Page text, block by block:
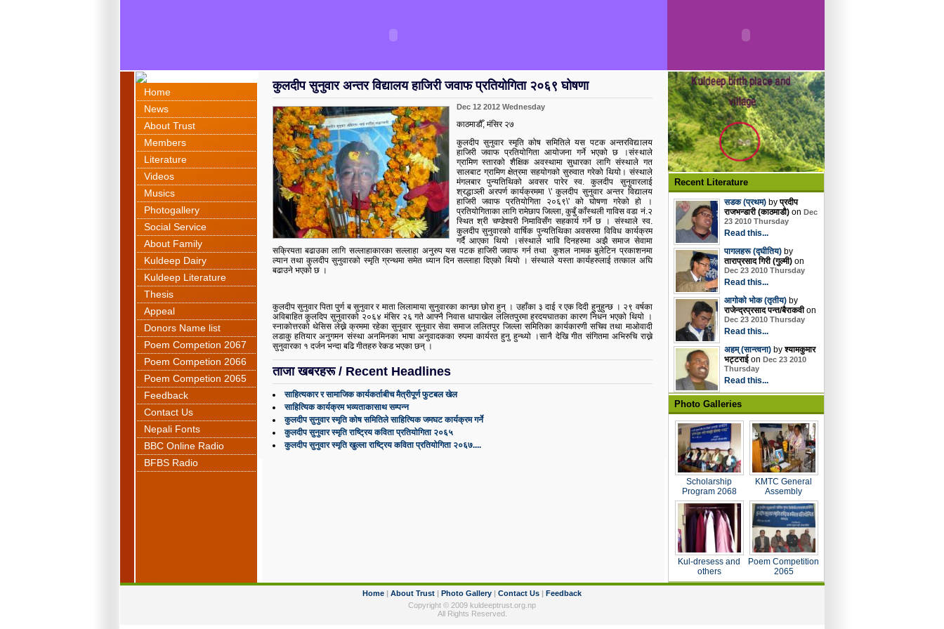
Home
News
About Trust
Members
Literature
Videos
Musics
Photogallery
Social Service
About Family
Kuldeep Dairy
Kuldeep Literature
Thesis
Appeal
Donors Name list
Poem Competion 2067
Poem Competion 2066
Poem Competion 2065
Feedback
Contact Us
Nepali Fonts
BBC Online Radio
BFBS Radio
कुलदीप सुनुवार अन्तर विद्यालय हाजिरी जवाफ प्रतियोगिता २०६९ घोषणा
Dec 12 2012 Wednesday
काठमाडौँ, मंसिर २७
कुलदीप सुनुवार स्मृति कोष समितिले यस पटक अन्तरविद्यालय
हाजिरी जवाफ प्रतियोगिता आयोजना गर्ने भएको छ ।संस्थाले
ग्रामिण स्तारको शैक्षिक अवस्थामा सुधारका लागि संस्थाले गत
सालबाट ग्रामिण क्षेत्रमा सहयोगको सुरुवात गरेको थियो। संस्थाले
मंगलबार पुन्यतिथिको अवसर पारेर स्व. कुलदीप सुनुवारलाई
श्रद्धाञ्ली अरपर्ण कार्यक्रममा \'कुलदीप सुनुवार अन्तर विद्यालय
हाजिरी जवाफ प्रतियोगिता २०६९\'को घोषणा गरेको हो ।
प्रतियोगिताका लागि रामेछाप जिल्ला, कुबुँ काँस्थली गाविस वडा नं.२
स्थित श्री चण्डेश्वरी निमाविसँग सहकार्य गर्ने छ । संस्थाले स्व.
कुलदीप सुनुवारको वार्षिक पुन्यतिथिका अवसरमा विविध कार्यक्रम
गर्दै आएका थियो ।संस्थाले भावि दिनहरुमा अझै समाज सेवामा
सक्रियता बढाउका लागि सल्लाहाकारका सल्लाहा अनुरुप यस पटक हाजिरी जवाफ गर्न तथा कुशल नामक बुलेटिन प्रकाशनमा
ल्यान तथा कुलदीप सुनुवारको स्मृति ग्रन्थमा समेत ध्यान दिन सल्लाहा दिएको थियो । संस्थाले यस्ता कार्यहरुलाई तत्काल अघि
बढाउने भएको छ ।
कुलदीप सुनुवार पिता पुर्ण ब सुनुवार र माता लिलामाया सुनुवारका कान्छा छोरा हुन् । उहाँका ३ दाई र एक दिदी हुनुहुन्छ । २९ वर्षका
अविबाहित कुलदिप सुनुवारको २०६४ मंसिर २६ गते आफ्नै निवास धापाखेल ललितपुरमा ह्रदयघातका कारण निधन भएको थियो ।
स्नाकोत्तरको थेसिस लेख्ने क्रममा रहेका सुनुवार सुनुवार सेवा समाज ललितपुर जिल्ला समितिका कार्यकारणी सचिव तथा माओवादी
लडाकु हतियार अनुगमन संस्था अनमिनका भाषा अनुवादकका रुपमा कार्यरत हुनु हुन्थ्यो ।सानै देखि गीत संगितमा अभिरुचि राख्ने
सुनुवारका १ दर्जन भन्दा बढि गीतहरु रेकड भएका छन् ।
ताजा खबरहरू / Recent Headlines
साहित्यकार र सामाजिक कार्यकर्ताबीच मैत्रीपूर्ण फुटबल खेल
साहित्यिक कार्यक्रम भव्यताकासाथ सम्पन्न
कुलदीप सुनुवार स्मृति कोष समितिले साहित्यिक जमघट कार्यक्रम गर्ने
कुलदीप सुनुवार स्मृति राष्ट्रिय कविता प्रतियोगिता २०६५
कुलदीप सुनुवार स्मृति खुल्ला राष्ट्रिय कविता प्रतियोगिता २०६७....
Recent Literature
सडक (प्रथम)byप्रदीप
राजभन्डारी (काठमाडौ)on Dec
23 2010 Thursday
Read this...
पागलहरू (द्घीतिय)by
ताराप्रसाद गिरी (गुल्मी)on
Dec 23 2010 Thursday
Read this...
आगोको भोक (तृतीय)by
राजेन्द्रप्रसाद पन्त/बैराकवीon
Dec 23 2010 Thursday
Read this...
अहम् (सान्त्वना)byश्यामकुमार
भट्टराईon Dec 23 2010
Thursday
Read this...
Photo Galleries
Scholarship
Program 2068
KMTC General
Assembly
Kul-dresess and
others
Poem Competition
2065
Home | About Trust | Photo Gallery | Contact Us | Feedback
Copyright © 2009 kuldeeptrust.org.np
All Rights Reserved.